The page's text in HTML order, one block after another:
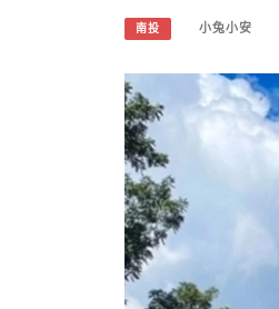
南投 小兔小安